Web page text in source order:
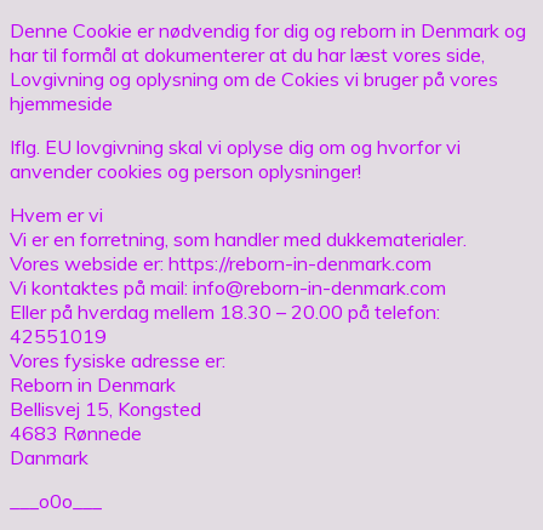
Denne Cookie er nødvendig for dig og reborn in Denmark og
har til formål at dokumenterer at du har læst vores side,
Lovgivning og oplysning om de Cokies vi bruger på vores
hjemmeside
Iflg. EU lovgivning skal vi oplyse dig om og hvorfor vi
anvender cookies og person oplysninger!
Hvem er vi
Vi er en forretning, som handler med dukkematerialer.
Vores webside er: https://reborn-in-denmark.com
Vi kontaktes på mail: info@reborn-in-denmark.com
Eller på hverdag mellem 18.30 – 20.00 på telefon:
42551019
Vores fysiske adresse er:
Reborn in Denmark
Bellisvej 15, Kongsted
4683 Rønnede
Danmark
___o0o___